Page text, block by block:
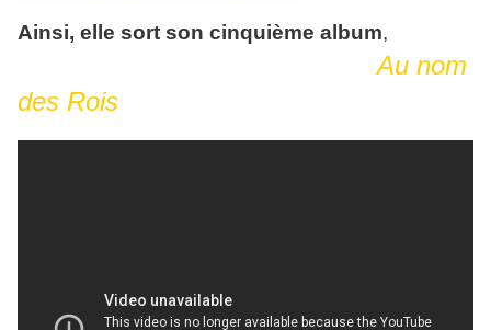
Ainsi, elle sort son cinquième album,
Au nom
des Rois